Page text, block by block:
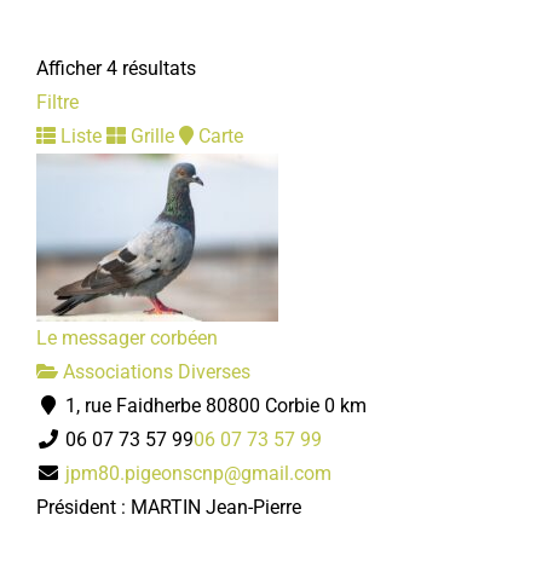
Afficher 4 résultats
Filtre
Liste
Grille Carte
Le messager corbéen
Associations Diverses
1, rue Faidherbe 80800 Corbie 0 km
06 07 73 57 9906 07 73 57 99
jpm80.pigeonscnp@gmail.com
Président : MARTIN Jean-Pierre